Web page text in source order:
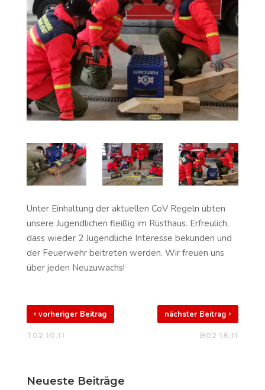
Unter Einhaltung der aktuellen CoV Regeln übten
unsere Jugendlichen fleißig im Rüsthaus. Erfreulich,
dass wieder 2 Jugendliche Interesse bekunden und
der Feuerwehr beitreten werden. Wir freuen uns
über jeden Neuzuwachs!
‹ vorheriger Beitrag
T02 10.11
nächster Beitrag›
B02 18.11
Neueste Beiträge